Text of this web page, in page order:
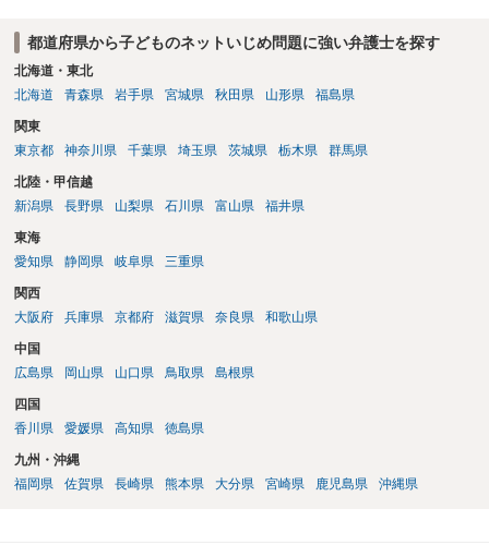
護士への個別相談をされることをおすすめします。
都道府県から子どものネットいじめ問題に強い弁護士を探す
北海道・東北
北海道
青森県 岩手県 宮城県 秋田県 山形県 福島県
関東
東京都
神奈川県 千葉県 埼玉県 茨城県 栃木県 群馬県
北陸・甲信越
新潟県
長野県 山梨県 石川県 富山県 福井県
東海
愛知県
静岡県 岐阜県 三重県
関西
大阪府
兵庫県 京都府 滋賀県 奈良県 和歌山県
中国
広島県
岡山県 山口県 鳥取県 島根県
四国
香川県
愛媛県 高知県 徳島県
九州・沖縄
福岡県
佐賀県 長崎県 熊本県 大分県 宮崎県 鹿児島県 沖縄県